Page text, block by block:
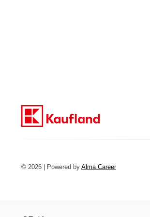
© 2026 | Powered by Alma Career